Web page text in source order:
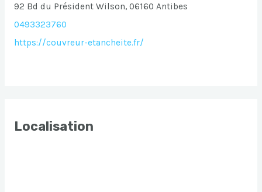
92 Bd du Président Wilson, 06160 Antibes
0493323760
https://couvreur-etancheite.fr/
Localisation